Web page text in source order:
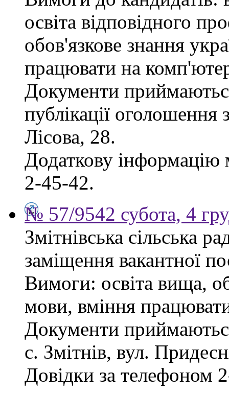
освіта відповідного
обов'язкове знання
працювати на
Документи
публікації оголошення
Лісова, 28.
Додаткову
2-45-42.
№ 57/9542 субота, 4
Змітнівська сільська
заміщення вакантної
Вимоги: освіта вища,
мови, вміння
Документи
с. Змітнів, вул.
Довідки за телефоном